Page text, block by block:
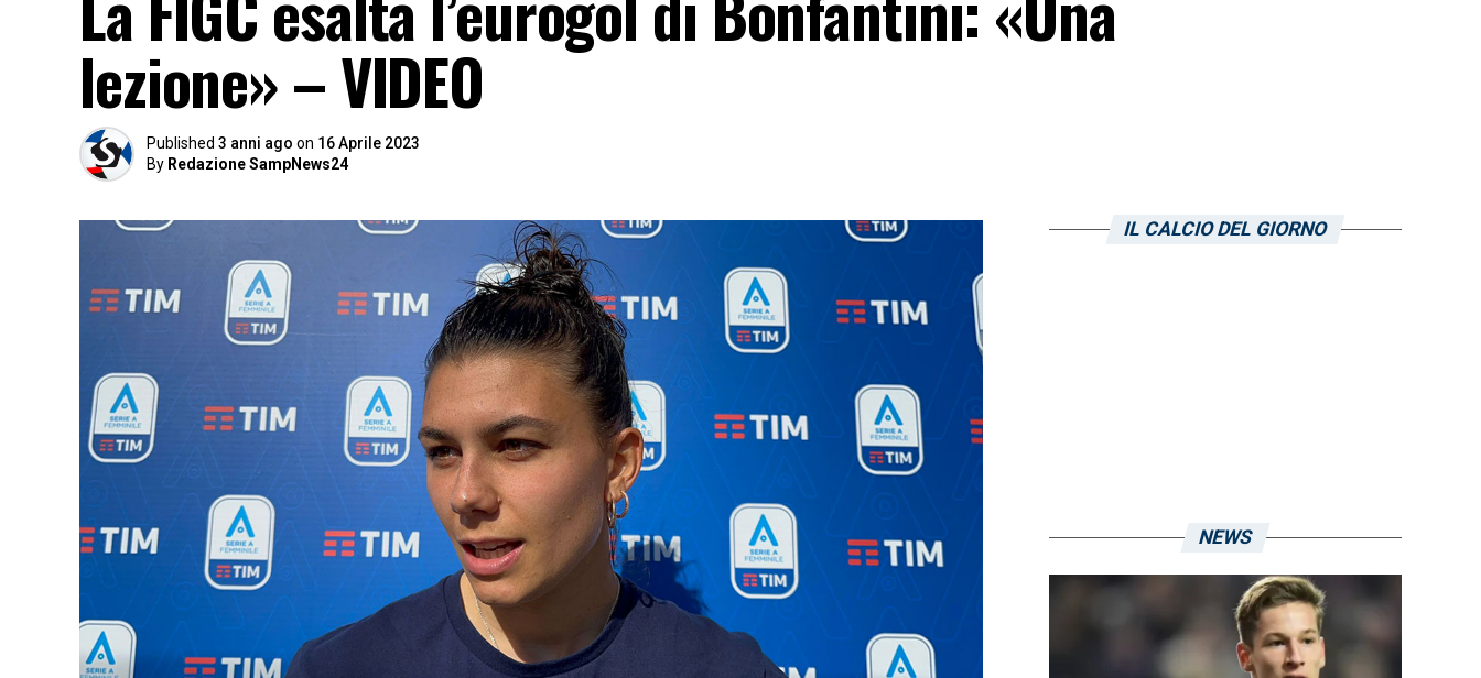
lezione» – VIDEO
Published 3 anni ago on 16 Aprile 2023
By Redazione SampNews24
IL CALCIO DEL GIORNO
NEWS